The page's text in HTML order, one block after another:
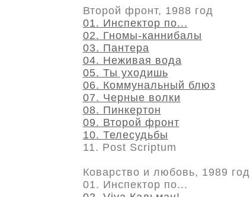
Второй фронт, 1988 год
01. Инспектор по...
02. Гномы-каннибалы
03. Пантера
04. Неживая вода
05. Ты уходишь
06. Коммунальный блюз
07. Черные волки
08. Пинкертон
09. Второй фронт
10. Телесудьбы
11. Post Scriptum
Коварство и любовь, 1989 год
01. Инспектор по...